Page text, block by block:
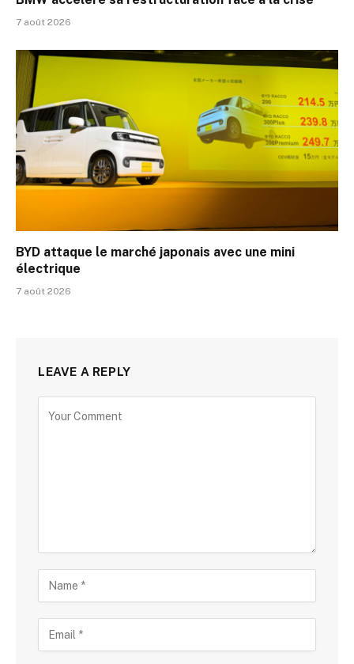
7 août 2026
BYD attaque le marché japonais avec une mini
électrique
7 août 2026
LEAVE A REPLY